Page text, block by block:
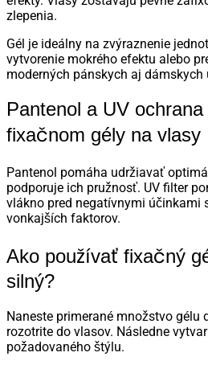
zlepenia.
Gél je ideálny na zvýraznenie
vytvorenie mokrého efektu alebo
moderných pánskych aj dámskych
Pantenol a UV
fixačnom gély na vlasy
Pantenol pomáha udržiavať
podporuje ich pružnosť. UV filter
vlákno pred negatívnymi účinkami
vonkajších faktorov.
Ako používať fixačný
silný?
Naneste primerané množstvo gélu
rozotrite do vlasov. Následne
požadovaného štýlu.